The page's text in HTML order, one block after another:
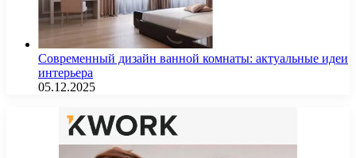
Современный дизайн ванной комнаты: актуальные идеи
интерьера
05.12.2025